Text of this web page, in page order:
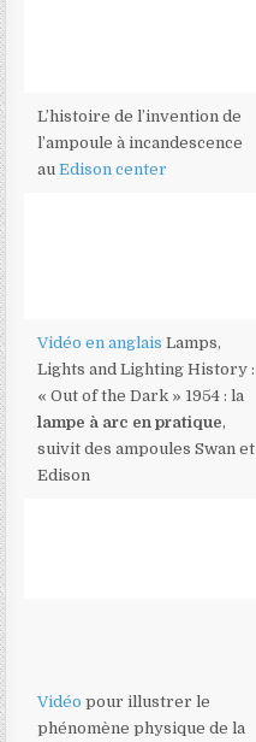
L’histoire de l’invention de
l’ampoule à incandescence
auEdison center
Vidéo en anglais Lamps,
Lights and Lighting History :
« Out of the Dark » 1954 : la
lampe à arc en pratique,
suivit des ampoules Swan et
Edison
Vidéo pour illustrer le
phénomène physique de la